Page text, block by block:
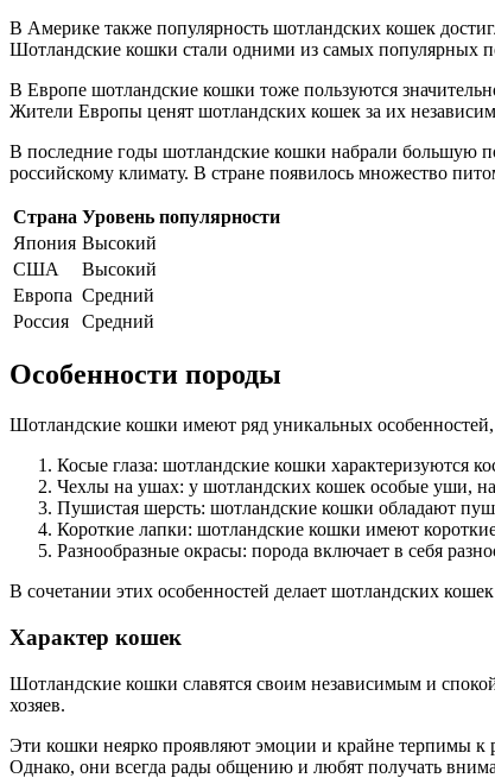
В Америке также популярность шотландских кошек
Шотландские кошки стали одними из самых популярных
В Европе шотландские кошки тоже пользуются
Жители Европы ценят шотландских кошек за их
В последние годы шотландские кошки набрали большую
российскому климату. В стране появилось множество
Страна Уровень популярности
Япония Высокий
США
Высокий
Европа Средний
Россия
Средний
Особенности породы
Шотландские кошки имеют ряд уникальных
Косые глаза: шотландские кошки характеризуются
Чехлы на ушах: у шотландских кошек особые уши,
Пушистая шерсть: шотландские кошки обладают
Короткие лапки: шотландские кошки имеют
Разнообразные окрасы: порода включает в себя
В сочетании этих особенностей делает шотландских
Характер кошек
Шотландские кошки славятся своим независимым и
хозяев.
Эти кошки неярко проявляют эмоции и крайне терпимы к
Однако, они всегда рады общению и любят получать